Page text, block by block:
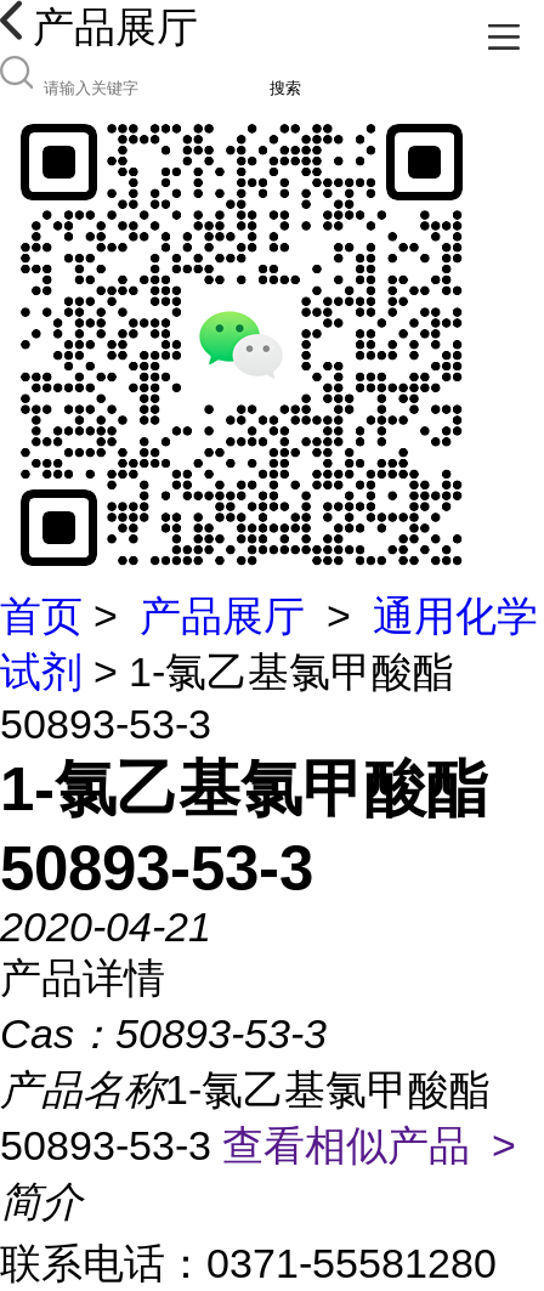
产品展厅
搜索
首页 > 产品展厅 > 通用化学
试剂 > 1-氯乙基氯甲酸酯
50893-53-3
1-氯乙基氯甲酸酯
50893-53-3
2020-04-21
产品详情
Cas： 50893-53-3
产品名称1-氯乙基氯甲酸酯
50893-53-3 查看相似产品 >
简介
联系电话：0371-55581280